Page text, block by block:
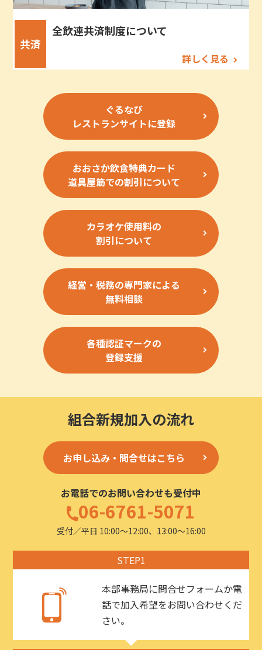
共済
全飲連共済制度について
詳しく見る
ぐるなび
レストランサイトに登録
おおさか飲食特典カード
道具屋筋での割引について
カラオケ使用料の
割引について
経営・税務の専門家による
無料相談
各種認証マークの
登録支援
組合新規加入の流れ
お申し込み・問合せはこちら
お電話でのお問い合わせも受付中
06-6761-5071
受付／平日 10:00〜12:00、13:00〜16:00
STEP1
本部事務局に問合せフォームか電
話で加入希望をお問い合わせくだ
さい。